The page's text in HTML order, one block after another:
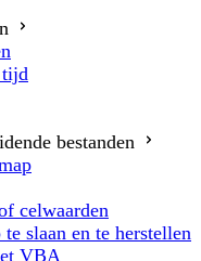
tijd
bestanden
celwaarden
slaan en te herstellen
VBA